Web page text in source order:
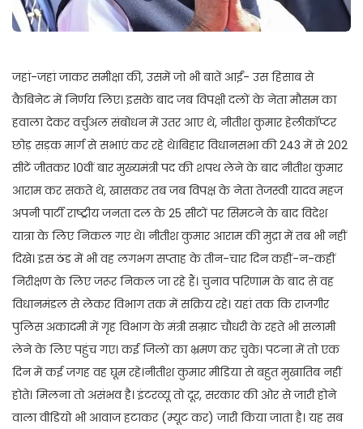
जहां-जहां जाकर समीक्षा की, उसमें जो भी बातें आईं- उस हिसाब से
कैबिनेट में निर्णय लिए। इसके बाद जब विपक्षी दलों के नेता मौसम का
हवाला देकर वर्चुअल संबोधन में उतर आए थे, नीतीश कुमार हेलीकॉप्टर
छोड़ सड़क मार्ग से सभाएं कर रहे थे।बिहार विधानसभा की 243 में से 202
सीटें जीतकर 10वीं बार मुख्यमंत्री पद की शपथ लेने के बाद नीतीश कुमार
आराम कर सकते थे, खासकर तब जब विपक्ष के नेता तेजस्वी यादव महज
अपनी पार्टी राष्ट्रीय जनता दल के 25 सीटों पर सिमटने के बाद विदेश
यात्रा के लिए निकल गए थे। नीतीश कुमार आराम की मुद्रा में तब भी नहीं
दिखे। इस ठंड में भी वह लगभग सप्ताह के तीन-चार दिन कहीं-न-कहीं
निरीक्षण के लिए जरूर निकल जा रहे हैं। चुनाव परिणाम के बाद से वह
विधानमंडल से लेकर विभाग तक में सक्रिय रहे। यहां तक कि राजगीर
पुलिस अकादमी में गृह विभाग के मंत्री सम्राट चौधरी के रहते भी सलामी
लेने के लिए पहुंच गए। कई जिलों का भ्रमण कर चुके। पटना में तो एक
दिन में कई जगह वह घूम रहे।नीतीश कुमार मीडिया से बहुत मुखातिब नहीं
होते। मिलना तो असंभव है। इंटरव्यू तो दूर, सरकार की ओर से जारी होने
वाला वीडियो भी आवाज हटाकर (म्यूट कर) जारी किया जाता है। यह सब